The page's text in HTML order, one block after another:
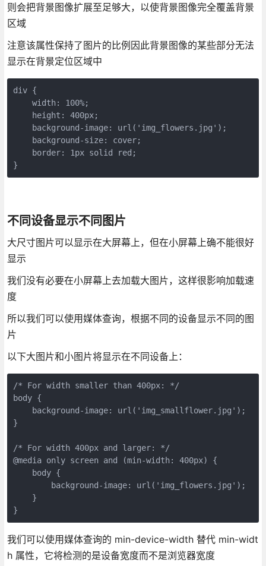
则会把背景图像扩展至足够大，以使背景图像完全覆盖背景
区域
注意该属性保持了图片的比例因此背景图像的某些部分无法
显示在背景定位区域中
div {
    width: 100%;
    height: 400px;
    background-image: url('img_flowers.jpg');
    background-size: cover;
    border: 1px solid red;
不同设备显示不同图片
大尺寸图片可以显示在大屏幕上，但在小屏幕上确不能很好
显示
我们没有必要在小屏幕上去加载大图片，这样很影响加载速
度
所以我们可以使用媒体查询，根据不同的设备显示不同的图
片
以下大图片和小图片将显示在不同设备上：
/* For width smaller than 400px: */
body {
    background-image: url('img_smallflower.jpg');
}
/* For width 400px and larger: */
@media only screen and (min-width: 400px) {
    body {
        background-image: url('img_flowers.jpg');
    }
}
我们可以使用媒体查询的 min-device-width 替代 min-widt
h 属性，它将检测的是设备宽度而不是浏览器宽度